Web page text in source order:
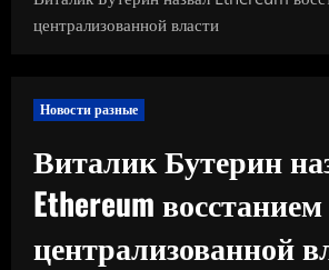
централизованной власти
Новости разные
Виталик Бутерин
Ethereum
централизованной